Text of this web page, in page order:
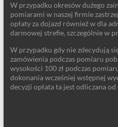
W przypadku okresów dużego
pomiarami w naszej firmie
opłaty za dojazd również w dla
darmowej strefie, szczególnie w
W przypadku gdy nie zdecydują
zamówienia podczas pomiaru
wysokości 100 zł podczas
dokonania wcześniej wstępnej
decyzji opłata ta jest odliczana